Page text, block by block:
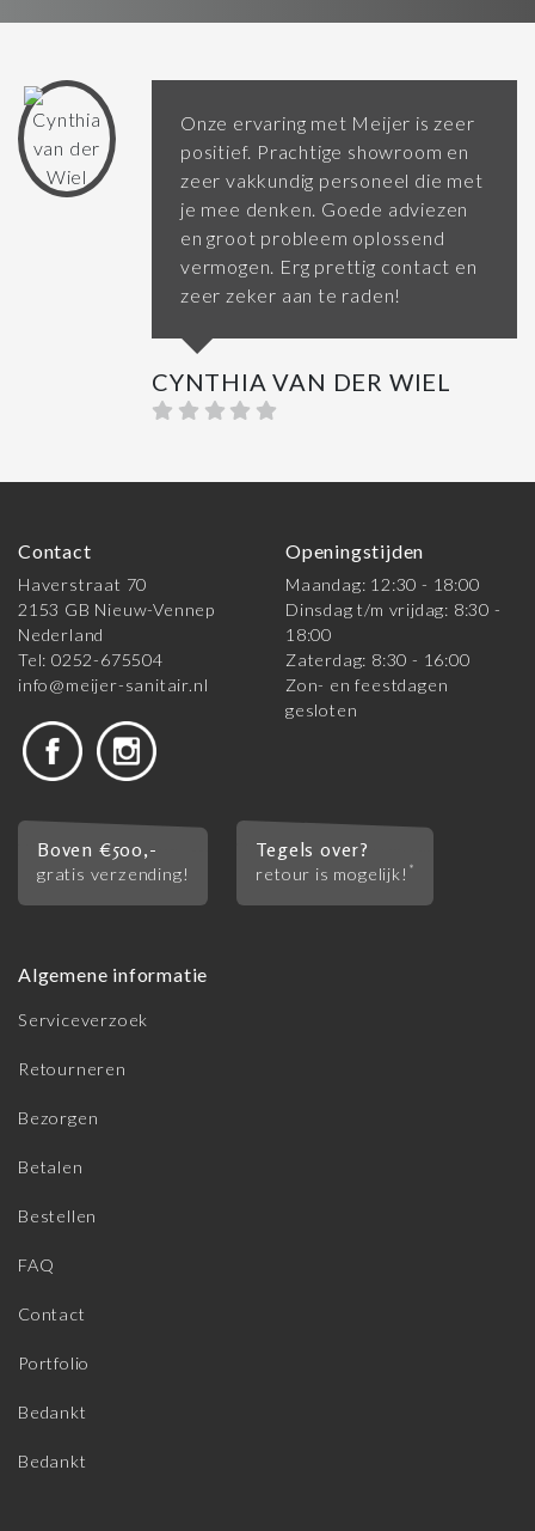
Onze ervaring met Meijer is zeer
positief. Prachtige showroom en
zeer vakkundig personeel die met
je mee denken. Goede adviezen
en groot probleem oplossend
vermogen. Erg prettig contact en
zeer zeker aan te raden!
CYNTHIA VAN DER WIEL
Contact
Haverstraat 70
2153 GB Nieuw-Vennep
Nederland
Tel: 0252-675504
info@meijer-sanitair.nl
Openingstijden
Maandag: 12:30 - 18:00
Dinsdag t/m vrijdag: 8:30 -
18:00
Zaterdag: 8:30 - 16:00
Zon- en feestdagen
gesloten
Boven €500,-
gratis verzending!
Tegels over?
retour is mogelijk! *
Algemene informatie
Serviceverzoek
Retourneren
Bezorgen
Betalen
Bestellen
FAQ
Contact
Portfolio
Bedankt
Bedankt